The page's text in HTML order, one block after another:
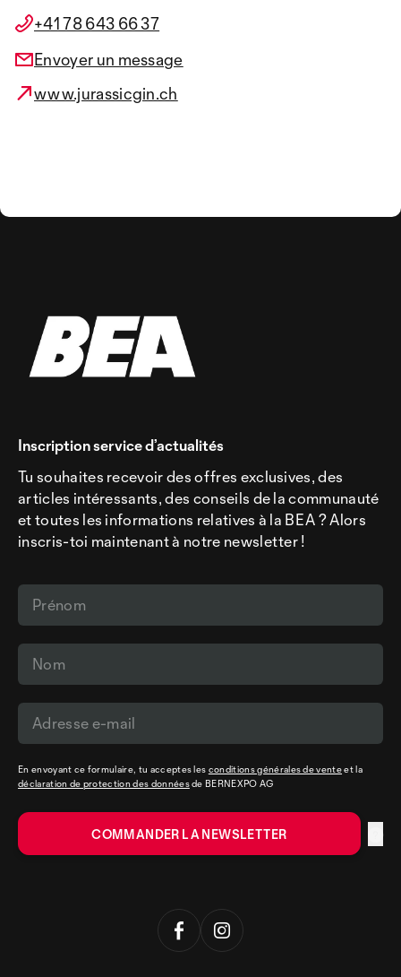
+41 78 643 66 37
Envoyer un message
www.jurassicgin.ch
Inscription service d’actualités
Tu souhaites recevoir des offres exclusives, des
articles intéressants, des conseils de la communauté
et toutes les informations relatives à la BEA ? Alors
inscris-toi maintenant à notre newsletter !
En envoyant ce formulaire, tu acceptes les conditions générales de venteet la
déclaration de protection des donnéesde BERNEXPO AG